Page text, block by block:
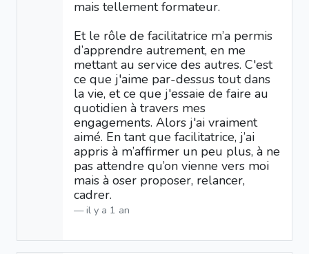
mais tellement formateur.
Et le rôle de facilitatrice m’a permis
d’apprendre autrement, en me
mettant au service des autres. C'est
ce que j'aime par-dessus tout dans
la vie, et ce que j'essaie de faire au
quotidien à travers mes
engagements. Alors j'ai vraiment
aimé. En tant que facilitatrice, j’ai
appris à m’affirmer un peu plus, à ne
pas attendre qu’on vienne vers moi
mais à oser proposer, relancer,
cadrer.
il y a 1 an